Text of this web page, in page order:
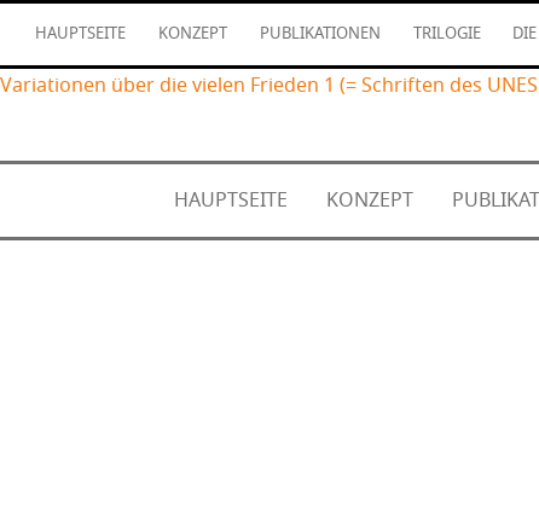
HAUPTSEITE KONZEPT PUBLIKATIONEN TRILOGIE
Variationen über die vielen Frieden 1 (= Schriften des
HAUPTSEITE KONZEPT